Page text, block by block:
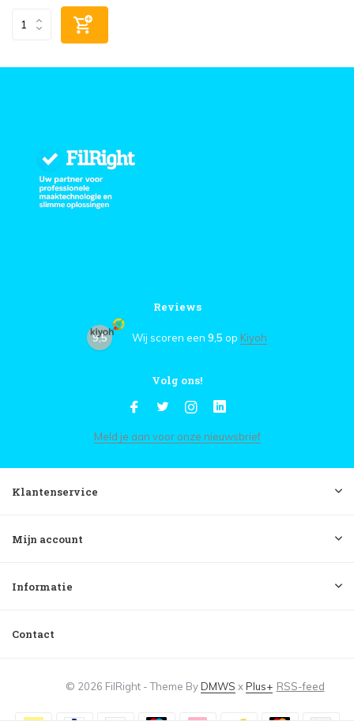
Reviews
9,5 Wij scoren een 9,5 op Kiyoh
Volg ons!
Meld je aan voor onze nieuwsbrief
Klantenservice
Mijn account
Informatie
Contact
© 2026 FilRight - Theme ByDMWS xPlus+ RSS-feed